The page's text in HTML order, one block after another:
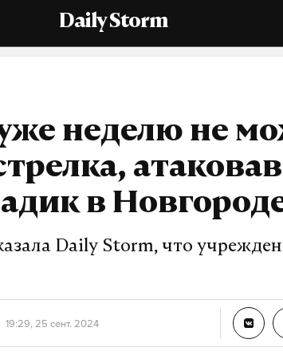
Daily Storm
неделю не
в
Daily Storm, что
19:29, 25 сент. 2024